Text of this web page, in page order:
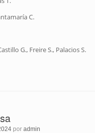
C.
G., Freire S., Palacios S.
por admin